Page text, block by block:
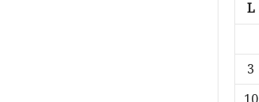
L
3